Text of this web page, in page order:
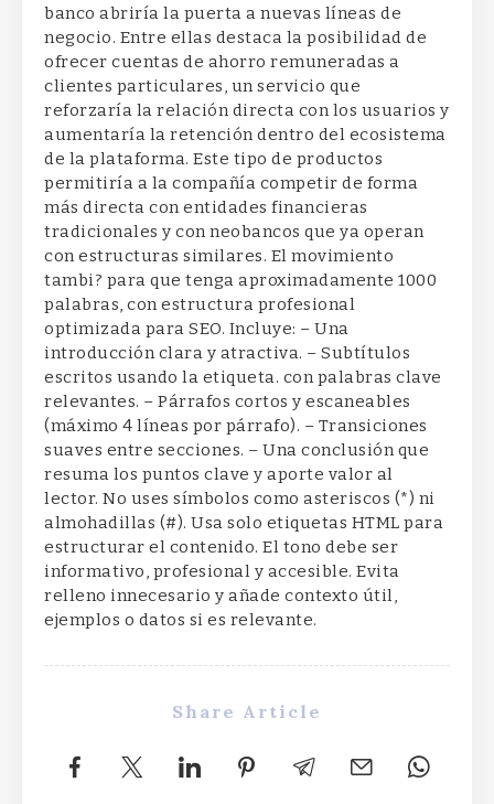
banco abriría la puerta a nuevas líneas de
negocio. Entre ellas destaca la posibilidad de
ofrecer cuentas de ahorro remuneradas a
clientes particulares, un servicio que
reforzaría la relación directa con los usuarios y
aumentaría la retención dentro del ecosistema
de la plataforma. Este tipo de productos
permitiría a la compañía competir de forma
más directa con entidades financieras
tradicionales y con neobancos que ya operan
con estructuras similares. El movimiento
tambi? para que tenga aproximadamente 1000
palabras, con estructura profesional
optimizada para SEO. Incluye: – Una
introducción clara y atractiva. – Subtítulos
escritos usando la etiqueta. con palabras clave
relevantes. – Párrafos cortos y escaneables
(máximo 4 líneas por párrafo). – Transiciones
suaves entre secciones. – Una conclusión que
resuma los puntos clave y aporte valor al
lector. No uses símbolos como asteriscos (*) ni
almohadillas (#). Usa solo etiquetas HTML para
estructurar el contenido. El tono debe ser
informativo, profesional y accesible. Evita
relleno innecesario y añade contexto útil,
ejemplos o datos si es relevante.
Share Article